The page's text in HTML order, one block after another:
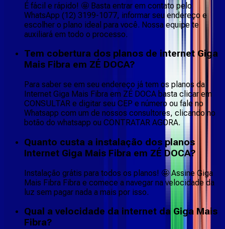
É fácil e rápido! 🤩 Basta entrar em contato pelo
WhatsApp (12) 3199-1077, informar seu endereço e
escolher o plano ideal para você. Nossa equipe te
auxiliará em todo o processo.
Tem cobertura dos planos de internet Giga
Mais Fibra em ZÉ DOCA?
Para saber se em seu endereço já tem os planos da
Internet Giga Mais Fibra em ZÉ DOCA basta clicar em
CONSULTAR e digitar seu CEP e número ou fale no
Whatsapp com um de nossos consultores, clicando no
botão do whatsapp ou CONTRATAR AGORA.
Quanto custa a instalação dos planos
Internet Giga Mais Fibra em ZÉ DOCA?
Instalação grátis para todos os planos! 🤩 Assine Giga
Mais Fibra Fibra e comece a navegar na velocidade da
luz sem pagar nada a mais por isso.
Qual a velocidade da internet da Giga Mais
Fibra?